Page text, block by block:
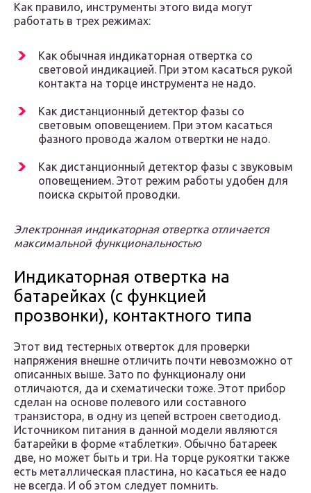
Как правило, инструменты этого вида могут
работать в трех режимах:
Как обычная индикаторная отвертка со
световой индикацией. При этом касаться рукой
контакта на торце инструмента не надо.
Как дистанционный детектор фазы со
световым оповещением. При этом касаться
фазного провода жалом отвертки не надо.
Как дистанционный детектор фазы с звуковым
оповещением. Этот режим работы удобен для
поиска скрытой проводки.
Электронная индикаторная отвертка отличается
максимальной функциональностью
Индикаторная отвертка на
батарейках (с функцией
прозвонки), контактного типа
Этот вид тестерных отверток для проверки
напряжения внешне отличить почти невозможно от
описанных выше. Зато по функционалу они
отличаются, да и схематически тоже. Этот прибор
сделан на основе полевого или составного
транзистора, в одну из цепей встроен светодиод.
Источником питания в данной модели являются
батарейки в форме «таблетки». Обычно батареек
две, но может быть и три. На торце рукоятки также
есть металлическая пластина, но касаться ее надо
не всегда. И об этом следует помнить.